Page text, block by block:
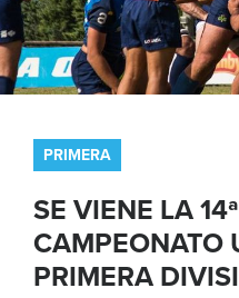
PRIMERA
SE VIENE LA
CAMPEONATO
PRIMERA